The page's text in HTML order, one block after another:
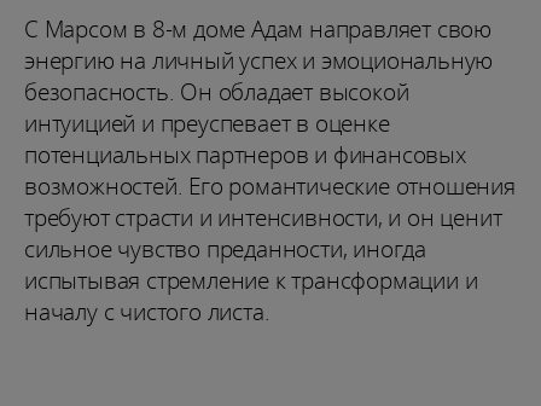
С Марсом в 8-м доме Адам направляет свою
энергию на личный успех и эмоциональную
безопасность. Он обладает высокой
интуицией и преуспевает в оценке
потенциальных партнеров и финансовых
возможностей. Его романтические отношения
требуют страсти и интенсивности, и он ценит
сильное чувство преданности, иногда
испытывая стремление к трансформации и
началу с чистого листа.